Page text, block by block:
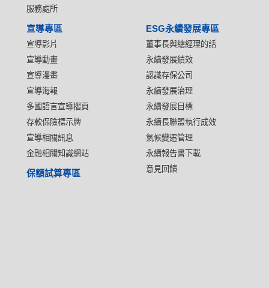
服務處所
宣導專區
宣導影片
宣導動畫
宣導漫畫
宣導海報
多國語言宣導摺頁
存款保險標示牌
宣導相關訊息
金融相關知識網站
ESG永續發展專區
董事長與總經理的話
永續發展績效
認識存保公司
永續發展治理
永續發展目標
永續長聯盟執行成效
氣候變遷管理
永續報告書下載
意見回饋
保額試算專區